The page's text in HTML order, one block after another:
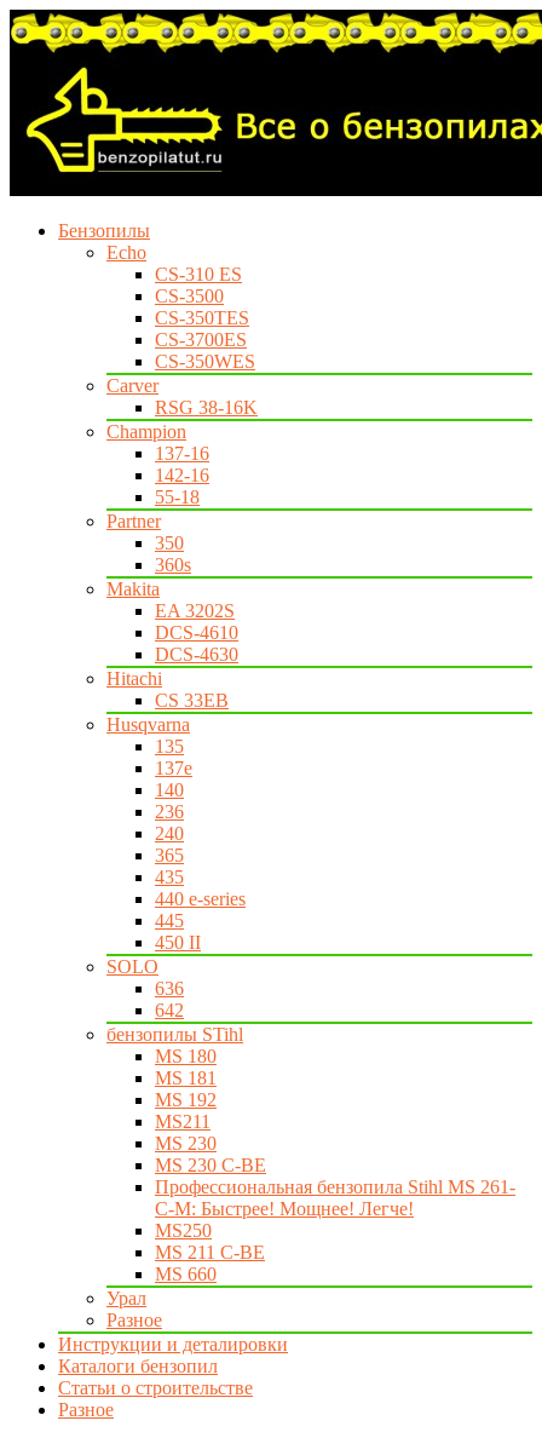
Бензопилы
Echo
CS-310 ES
CS-3500
CS-350TES
CS-3700ES
CS-350WES
Carver
RSG 38-16K
Champion
137-16
142-16
55-18
Partner
350
360s
Makita
EA 3202S
DCS-4610
DCS-4630
Hitachi
CS 33EB
Husqvarna
135
137e
140
236
240
365
435
440 e-series
445
450 II
SOLO
636
642
бензопилы STihl
MS 180
MS 181
MS 192
MS211
MS 230
MS 230 C-BE
Профессиональная бензопила Stihl MS 261-
C-M: Быстрее! Мощнее! Легче!
MS250
MS 211 C-BE
MS 660
Урал
Разное
Инструкции и деталировки
Каталоги бензопил
Статьи о строительстве
Разное